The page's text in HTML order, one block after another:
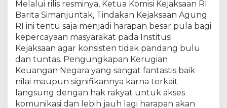
n
t
a
s
t
i
s
d
Melalui rilis resminya, Ketua Komisi Kejaksaan RI
Barita Simanjuntak, Tindakan Kejaksaan Agung
RI ini tentu saja menjadi harapan besar pula bagi
kepercayaan masyarakat pada Institusi
Kejaksaan agar konsisten tidak pandang bulu
dan tuntas. Pengungkapan Kerugian
Keuangan Negara yang sangat fantastis baik
nilai maupun signifikannya karna terkait
langsung dengan hak rakyat untuk akses
komunikasi dan lebih jauh lagi harapan akan